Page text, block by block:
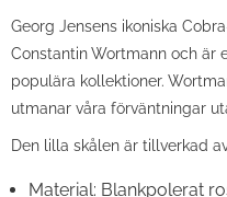
Georg Jensens ikoniska
Constantin Wortmann och är
populära kollektioner.
utmanar våra förväntningar
Den lilla skålen är tillverkad
Material: Blankpolerat